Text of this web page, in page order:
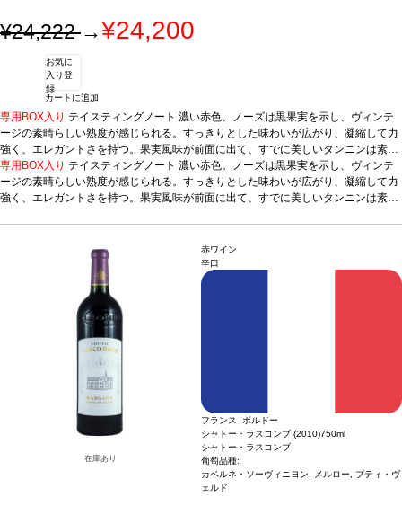
¥24,222→¥24,200
お気に
入り登
録
カートに追加
専用BOX入り テイスティングノート 濃い赤色。ノーズは黒果実を示し、ヴィンテ
ージの素晴らしい熟度が感じられる。すっきりとした味わいが広がり、凝縮して力
強く、エレガントさを持つ。果実風味が前面に出て、すでに美しいタンニンは素晴
らしく溶け込んでいる。 合う料理 濃厚な料理、肉料理、チーズ、ソースパスタ、
鉄板焼き、天ぷら、ラーメン葡萄品種メルロー50%、カベルネ・ソーヴィニヨン5
0% *本ヴィンテージが在庫切れの場合、在庫があり価格が同様の場合は自動的に次
専用BOX入り テイスティングノート 濃い赤色。ノーズは黒果実を示し、ヴィンテ
ージの素晴らしい熟度が感じられる。すっきりとした味わいが広がり、凝縮して力
強く、エレガントさを持つ。果実風味が前面に出て、すでに美しいタンニンは素晴
*本ヴィンテージが在庫切れの場合、在庫があり価格が同様の場合は自動的に次
のヴィンテージに変更されます、ご了承ください。
在庫あり
赤ワイン
辛口
フランス ボルドー
シャトー・ラスコンブ (2010)750ml
シャトー・ラスコンブ
葡萄品種:
カベルネ・ソーヴィニヨン, メルロー, プティ・ヴ
ェルド